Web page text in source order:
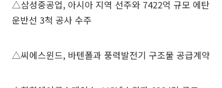
△삼성중공업, 아시아 지역 선주와 7422억 규모 에탄
운반선 3척 공사 수주
△씨에스윈드, 바텐폴과 풍력발전기 구조물 공급계약